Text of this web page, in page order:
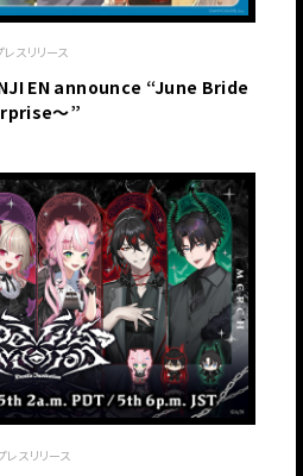
レスリリース
EN announce “June Bride
～”
レスリリース